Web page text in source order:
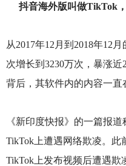
抖音海外版叫做TikTok
从2017年12月到2018年12
次增长到3230万次，暴涨
背后，其软件内的内容一直
《新印度快报》的一篇报
TikTok上遭遇网络欺凌。此
TikTok上发布视频后遭遇欺